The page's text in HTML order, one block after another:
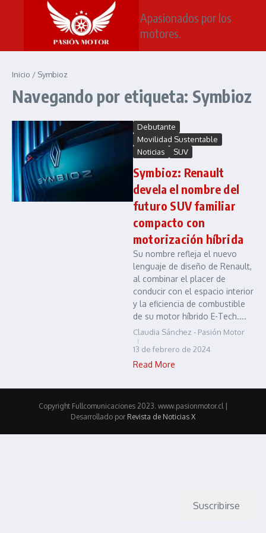
Saltar al contenido
Apasionados por los
motores.
Inicio / Symbioz
Navegando por etiqueta: Symbioz
Debutante
Movilidad Sustentable
Noticias
SUV
Symbioz: Renault
devela el nombre del
futuro SUV familiar
compacto con
motorización híbrida
Su nombre refleja el nuevo
lenguaje de diseño de Renault,
al combinar el placer de
conducir con el espacio interior
y la eficiencia de combustible
de su motor híbrido E-Tech....
Claudia Sánchez - Pasión Motor
13 de febrero de 2024
Read More
Copyright Fullcomunicaciones 2023. www.pasionmotor.cl |
Desarrollado por Revista de Noticias X
Suscribirse